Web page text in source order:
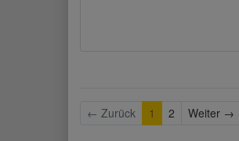
← Zurück 1 2 Weiter →